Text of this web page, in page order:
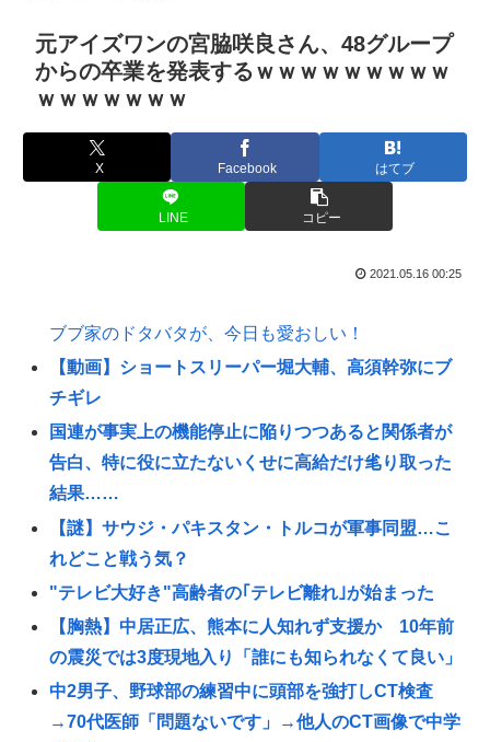
元アイズワンの宮脇咲良さん、48グループ
からの卒業を発表するｗｗｗｗｗｗｗｗｗ
ｗｗｗｗｗｗｗ
X Facebook はてブ
LINE コピー
2021.05.16 00:25
ブブ家のドタバタが、今日も愛おしい！
【動画】ショートスリーパー堀大輔、高須幹弥にブ
チギレ
国連が事実上の機能停止に陥りつつあると関係者が
告白、特に役に立たないくせに高給だけ毟り取った
結果……
【謎】サウジ・パキスタン・トルコが軍事同盟…こ
れどこと戦う気？
"テレビ大好き"高齢者の｢テレビ離れ｣が始まった
【胸熱】中居正広、熊本に人知れず支援か 10年前
の震災では3度現地入り「誰にも知られなくて良い」
中2男子、野球部の練習中に頭部を強打しCT検査
→70代医師「問題ないです」→他人のCT画像で中学